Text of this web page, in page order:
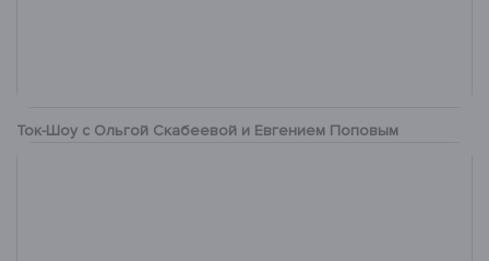
Ток-Шоу с Ольгой Скабеевой и Евгением Поповым